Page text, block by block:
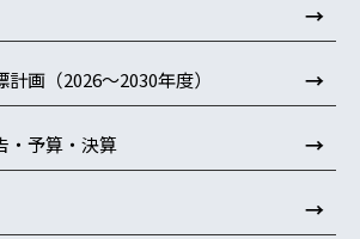
→
画（2026～2030年度） →
・予算・決算 →
→